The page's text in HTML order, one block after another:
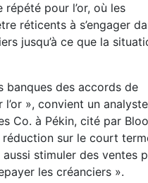
pour l’or, où les
réticents à s’engager
jusqu’à ce que la
banques des accords de
», convient un
Co. à Pékin, cité par
sur le court
stimuler des ventes
les créanciers ».